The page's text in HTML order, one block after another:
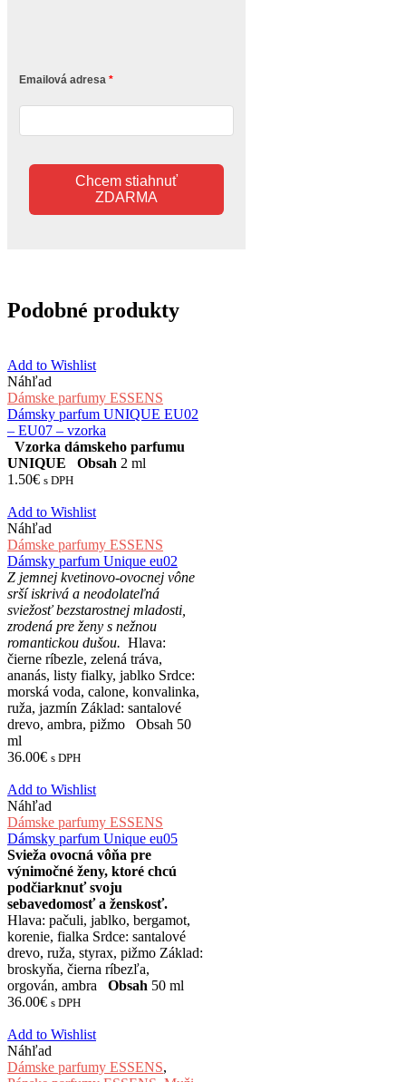
Emailová adresa
Chcem stiahnuť
ZDARMA
Podobné produkty
Add to Wishlist
Náhľad
Dámske parfumy ESSENS
Dámsky parfum UNIQUE EU02
– EU07 – vzorka
Vzorka dámskeho parfumu
UNIQUE
Obsah 2 ml
1.50€ s DPH
Add to Wishlist
Náhľad
Dámske parfumy ESSENS
Dámsky parfum Unique eu02
Z jemnej kvetinovo-ovocnej vône
srší iskrivá a neodolateľná
sviežosť bezstarostnej mladosti,
zrodená pre ženy s nežnou
romantickou dušou. Hlava:
čierne ríbezle, zelená tráva,
ananás, listy fialky, jablko Srdce:
morská voda, calone, konvalinka,
ruža, jazmín Základ: santalové
drevo, ambra, pižmo Obsah 50
ml
36.00€ s DPH
Add to Wishlist
Náhľad
Dámske parfumy ESSENS
Dámsky parfum Unique eu05
Svieža ovocná vôňa pre
výnimočné ženy, ktoré chcú
podčiarknuť svoju
sebavedomosť a ženskosť.
Hlava: pačuli, jablko, bergamot,
korenie, fialka Srdce: santalové
drevo, ruža, styrax, pižmo Základ:
broskyňa, čierna ríbezľa,
orgován, ambra Obsah 50 ml
36.00€ s DPH
Add to Wishlist
Náhľad
Dámske parfumy ESSENS,